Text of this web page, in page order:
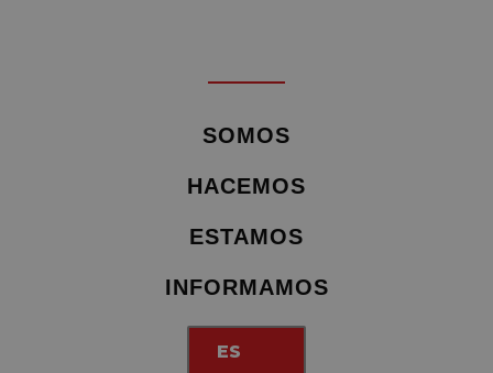
SOMOS
HACEMOS
ESTAMOS
INFORMAMOS
ES